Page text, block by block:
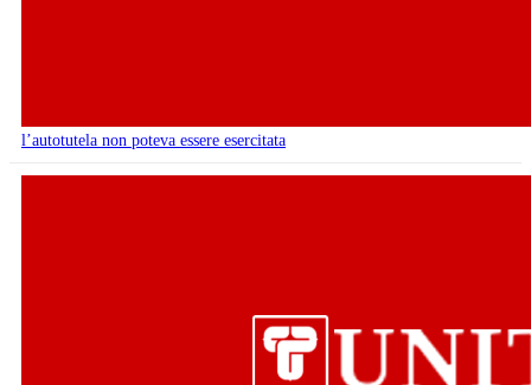
l’autotutela non poteva essere esercitata